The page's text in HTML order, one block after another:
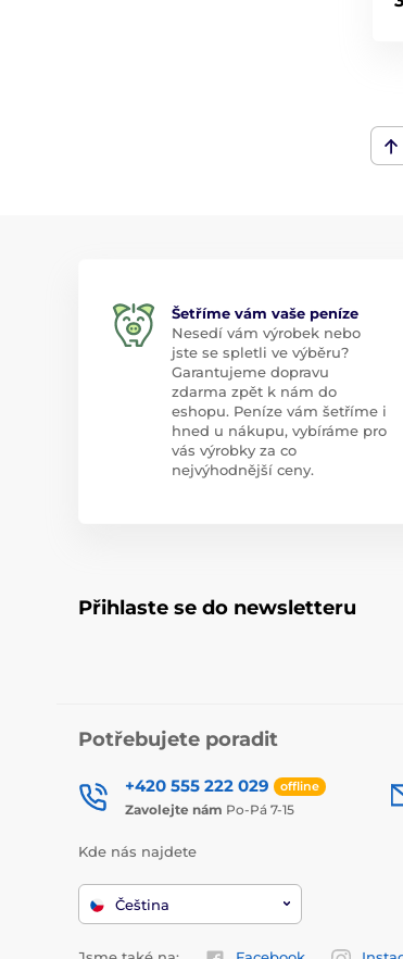
Šetříme vám vaše peníze
Nesedí vám výrobek nebo
jste se spletli ve výběru?
Garantujeme dopravu
zdarma zpět k nám do
eshopu. Peníze vám šetříme i
hned u nákupu, vybíráme pro
vás výrobky za co
nejvýhodnější ceny.
Přihlaste se do newsletteru
Potřebujete poradit
+420 555 222 029 offline
Zavolejte nám Po-Pá 7-15
Kde nás najdete
Čeština